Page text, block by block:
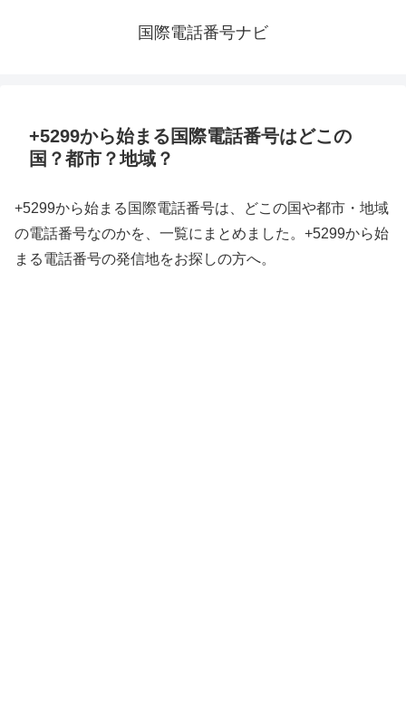
国際電話番号ナビ
+5299から始まる国際電話番号はどこの
国？都市？地域？
+5299から始まる国際電話番号は、どこの国や都市・地域
の電話番号なのかを、一覧にまとめました。+5299から始
まる電話番号の発信地をお探しの方へ。